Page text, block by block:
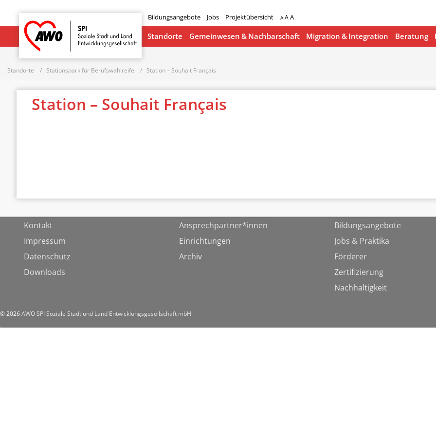
Bildungsangebote Jobs Projektübersicht A AA
Startseite
Standorte Gemeinwesen & Nachbarschaft Migration & Integration Beratung
Standorte Stationspark für Berufswahlreife Station – Souhait Français
Station – Souhait Français
Kontakt
Impressum
Datenschutz
Downloads
Ansprechpartner*innen
Einrichtungen
Archiv
Bildungsangebote
Jobs & Praktika
Förderer
Zertifizierung
Nachhaltigkeit
© 2026AWO SPI Soziale Stadt und Land Entwicklungsgesellschaft mbH